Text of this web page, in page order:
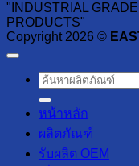
"INDUSTRIAL
PRODUCTS"
Copyright 2026 ©
ค้นหา:
หน้าหลัก
ผลิตภัณฑ์
รับผลิต OEM